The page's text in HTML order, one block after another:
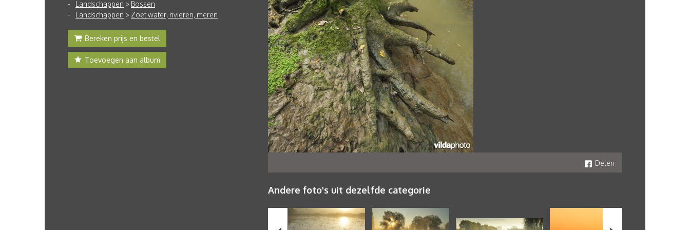
Landschappen > Bossen
Landschappen > Zoet water, rivieren, meren
Bereken prijs en bestel
Toevoegen aan album
Delen
Andere foto's uit dezelfde categorie